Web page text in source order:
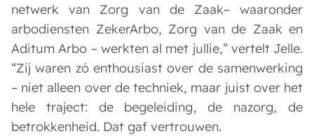
netwerk van Zorg van de Zaak– waaronder
arbodiensten ZekerArbo, Zorg van de Zaak en
Aditum Arbo – werkten al met jullie,” vertelt Jelle.
“Zij waren zó enthousiast over de samenwerking
– niet alleen over de techniek, maar juist over het
hele traject: de begeleiding, de nazorg, de
betrokkenheid. Dat gaf vertrouwen.